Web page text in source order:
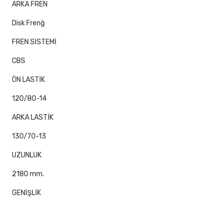
ARKA FREN
Disk Frenğ
FREN SİSTEMİ
CBS
ÖN LASTİK
120/80-14
ARKA LASTİK
130/70-13
UZUNLUK
2180 mm.
GENİŞLİK